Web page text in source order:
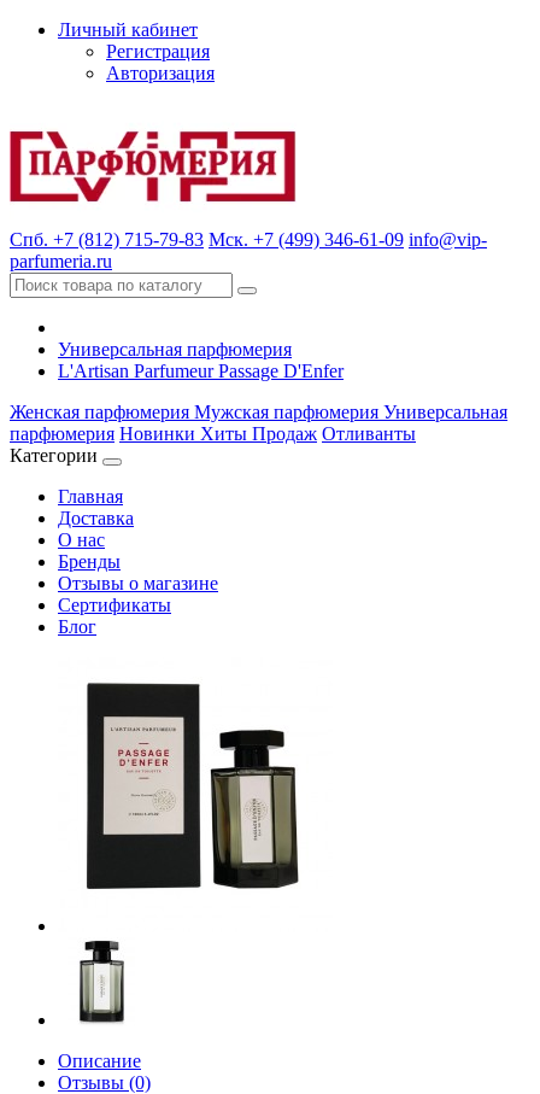
Личный кабинет
Регистрация
Авторизация
Спб. +7 (812) 715-79-83 Мск. +7 (499) 346-61-09 info@vip-
parfumeria.ru
Универсальная парфюмерия
L'Artisan Parfumeur Passage D'Enfer
Женская парфюмерия Мужская парфюмерия Универсальная
парфюмерия Новинки Хиты Продаж Отливанты
Категории
Главная
Доставка
О нас
Бренды
Отзывы о магазине
Сертификаты
Блог
Описание
Отзывы (0)